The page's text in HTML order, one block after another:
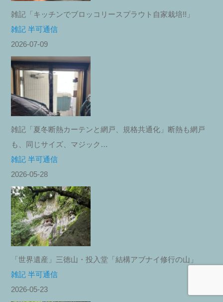
雑記「キッチンでブロッコリースプラウト自家栽培!!」
雑記 半可通信
2026-07-09
雑記「夏冬断熱カーテンと網戸、規格共通化」断熱も網戸
も、同じサイズ、マジック…
雑記 半可通信
2026-05-28
「世界遺産」三徳山・投入堂「結構アブナイ修行の山」
雑記 半可通信
2026-05-23